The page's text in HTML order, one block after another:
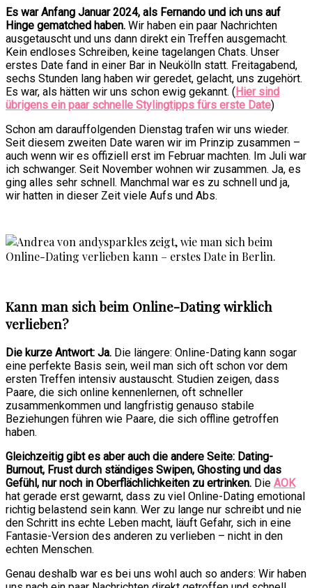
Es war Anfang Januar 2024, als Fernando und ich uns auf
Hinge gematched haben. Wir haben ein paar Nachrichten
ausgetauscht und uns dann direkt ein Treffen ausgemacht.
Kein endloses Schreiben, keine tagelangen Chats. Unser
erstes Date fand in einer Bar in Neukölln statt. Freitagabend,
sechs Stunden lang haben wir geredet, gelacht, uns zugehört.
Es war, als hätten wir uns schon ewig gekannt. ( Hier sind
übrigens ein paar schnelle Stylingtipps fürs erste Date)
Schon am darauffolgenden Dienstag trafen wir uns wieder.
Seit diesem zweiten Date waren wir im Prinzip zusammen –
auch wenn wir es offiziell erst im Februar machten. Im Juli war
ich schwanger. Seit November wohnen wir zusammen. Ja, es
ging alles sehr schnell. Manchmal war es zu schnell und ja,
wir hatten in dieser Zeit viele Aufs und Abs.
Kann man sich beim Online-Dating wirklich
verlieben?
Die kurze Antwort: Ja. Die längere: Online-Dating kann sogar
eine perfekte Basis sein, weil man sich oft schon vor dem
ersten Treffen intensiv austauscht. Studien zeigen, dass
Paare, die sich online kennenlernen, oft schneller
zusammenkommen und langfristig genauso stabile
Beziehungen führen wie Paare, die sich offline getroffen
haben.
Gleichzeitig gibt es aber auch die andere Seite: Dating-
Burnout, Frust durch ständiges Swipen, Ghosting und das
Gefühl, nur noch in Oberflächlichkeiten zu ertrinken. Die AOK
hat gerade erst gewarnt, dass zu viel Online-Dating emotional
richtig belastend sein kann. Wer zu lange nur schreibt und nie
den Schritt ins echte Leben macht, läuft Gefahr, sich in eine
Fantasie-Version des anderen zu verlieben – nicht in den
echten Menschen.
Genau deshalb war es bei uns wohl auch so anders: Wir haben